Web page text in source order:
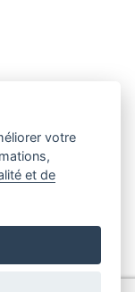
|maison moderne
votre
et de